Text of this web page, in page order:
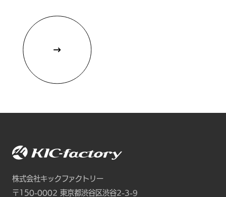
株式会社キックファクトリー
〒150-0002 東京都渋谷区渋谷2-3-9